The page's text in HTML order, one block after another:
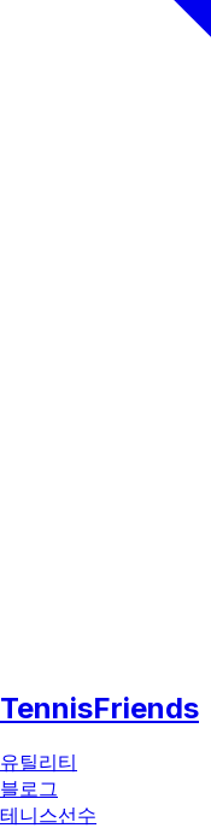
TennisFriends
유틸리티
블로그
테니스선수